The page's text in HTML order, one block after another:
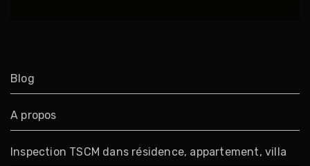
Blog
A propos
Inspection TSCM dans résidence, appartement, villa